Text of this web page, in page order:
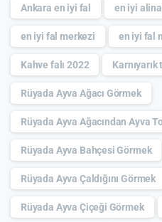
Ankara en iyi fal en iyi
en iyi fal merkezi en iyi fal
Kahve falı 2022
Rüyada Ayva Ağacı Görmek
Rüyada Ayva Ağacından Ayva
Rüyada Ayva Bahçesi Görmek
Rüyada Ayva Çaldığını Görmek
Rüyada Ayva Çiçeği Görmek